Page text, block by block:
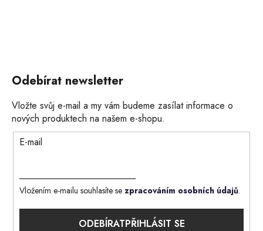
Odebírat newsletter
Vložte svůj e-mail a my vám budeme zasílat informace o
nových produktech na našem e-shopu.
E-mail
Vložením e-mailu souhlasíte se zpracováním osobních údajů.
PŘIHLÁSIT SE